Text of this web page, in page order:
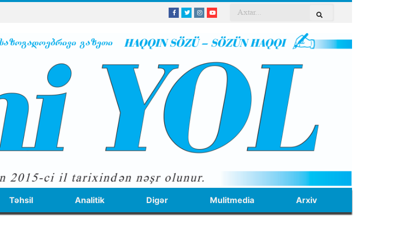
Təhsil Analitik Digər Mulitmedia Arxiv